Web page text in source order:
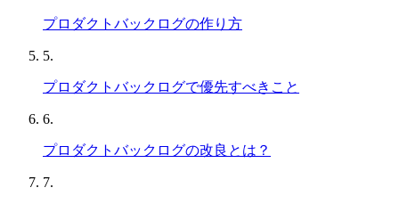
プロダクトバックログの作り方
5.
プロダクトバックログで優先すべきこと
6.
プロダクトバックログの改良とは？
7.